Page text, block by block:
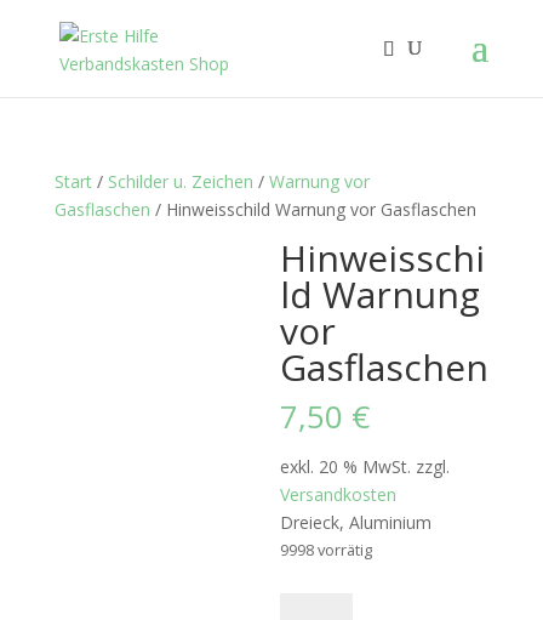
Start/ Schilder u. Zeichen / Warnung vor
Gasflaschen / Hinweisschild Warnung vor Gasflaschen
Hinweisschi
ld Warnung
vor
Gasflaschen
7,50 €
exkl. 20 % MwSt. zzgl.
Versandkosten
Dreieck, Aluminium
9998 vorrätig